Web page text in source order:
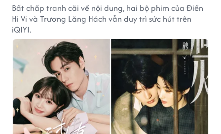
Bất chấp tranh cãi về nội dung, hai bộ phim của Điền
Hi Vi và Trương Lăng Hách vẫn duy trì sức hút trên
iQIYI.